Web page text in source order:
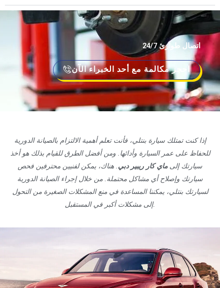
اتصال طوارئ 24/7
احجز مكالمة مع أحد الخبراء الآن
إذا كنت تمتلك سيارة بنتلي، فأنت تعلم أهمية الالتزام بالصيانة الدورية
للحفاظ على عمر السيارة وأدائها. ومن أفضل الطرق للقيام بذلك هو أخذ
سيارتك إلىماي كار ريبير دبي . هناك، يمكن لفنيين محترفين فحص
سيارتك وإصلاح أي مشاكل محتملة. من خلال إجراء الصيانة الدورية
لسيارتك بنتلي، يمكننا المساعدة في منع المشكلات الصغيرة من التحول
إلى مشكلات أكبر في المستقبل.